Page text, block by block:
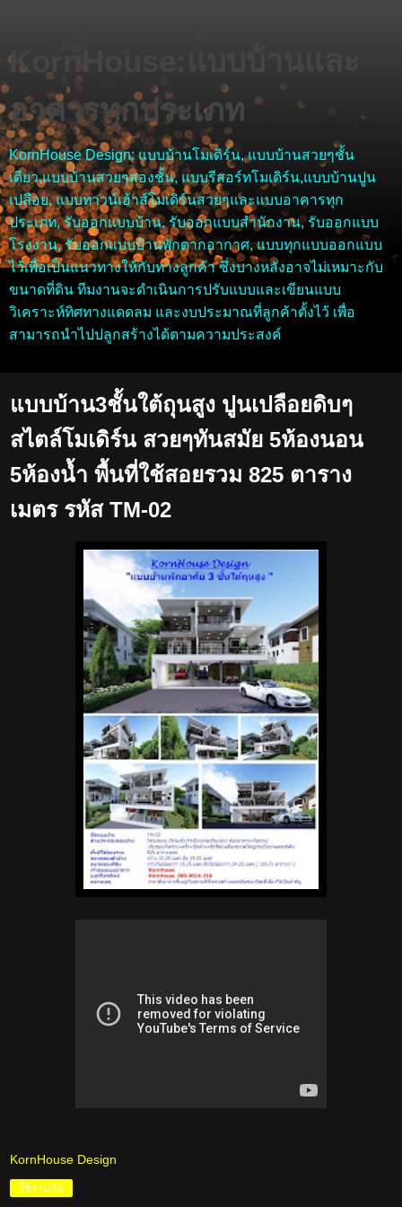
KornHouse:แบบบ้านและ
อาคารทุกประเภท
KornHouse Design: แบบบ้านโมเดิร์น, แบบบ้านสวยๆชั้น
เดียว,แบบบ้านสวยๆสองชั้น, แบบรีสอร์ทโมเดิร์น,แบบบ้านปูน
เปลือย, แบบทาวน์เฮ้าส์โมเดิร์นสวยๆและแบบอาคารทุก
ประเภท, รับออกแบบบ้าน, รับออกแบบสำนักงาน, รับออกแบบ
โรงงาน, รับออกแบบบ้านพักตากอากาศ, แบบทุกแบบออกแบบ
ไว้เพื่อเป็นแนวทางให้กับทางลูกค้า ซึ่งบางหลังอาจไม่เหมาะกับ
ขนาดที่ดิน ทีมงานจะดำเนินการปรับแบบและเขียนแบบ
วิเคราะห์ทิศทางแดดลม และงบประมาณที่ลูกค้าตั้งไว้ เพื่อ
สามารถนำไปปลูกสร้างได้ตามความประสงค์
แบบบ้าน3ชั้นใต้ถุนสูง ปูนเปลือยดิบๆ
สไตล์โมเดิร์น สวยๆทันสมัย 5ห้องนอน
5ห้องน้ำ พื้นที่ใช้สอยรวม 825 ตาราง
เมตร รหัส TM-02
KornHouse Design
ใช้ร่วมกัน